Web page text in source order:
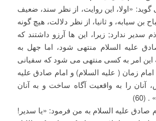
«اولا، این روایت، از نظر سند، ضعیف
سیابه، و ثانیا، از نظر دلالت، هیچ گونه
سدیر ندارد; زیرا، این ها آرزو داشتند که
علیه السلام منتهی شود، اما جهل به
این امر به کسی منتهی می شود که سفیانی
زمان ( علیه السلام) و امام صادق علیه
آنان را به واقعیت آگاه ساخت و به آنان
(60)
صادق علیه السلام به من فرمود: «یا سدیر!